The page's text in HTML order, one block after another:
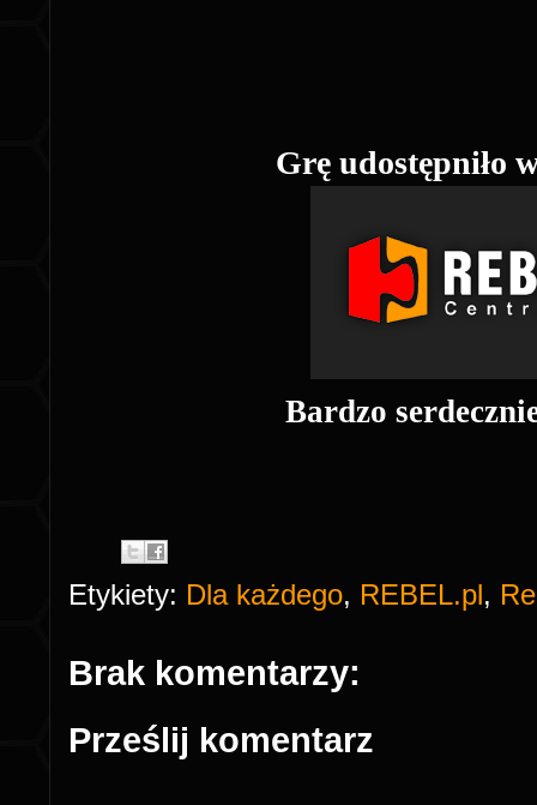
Grę udostępniło
Bardzo
Etykiety: Dla każdego, REBEL.pl,
Brak komentarzy:
Prześlij komentarz